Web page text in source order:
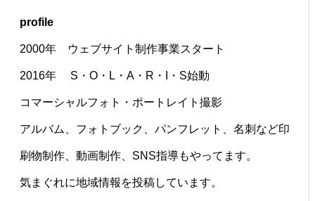
profile
2000年 ウェブサイト制作事業スタート
2016年 S・O・L・A・R・I・S始動
コマーシャルフォト・ポートレイト撮影
アルバム、フォトブック、パンフレット、名刺など印
刷物制作、動画制作、SNS指導もやってます。
気まぐれに地域情報を投稿しています。